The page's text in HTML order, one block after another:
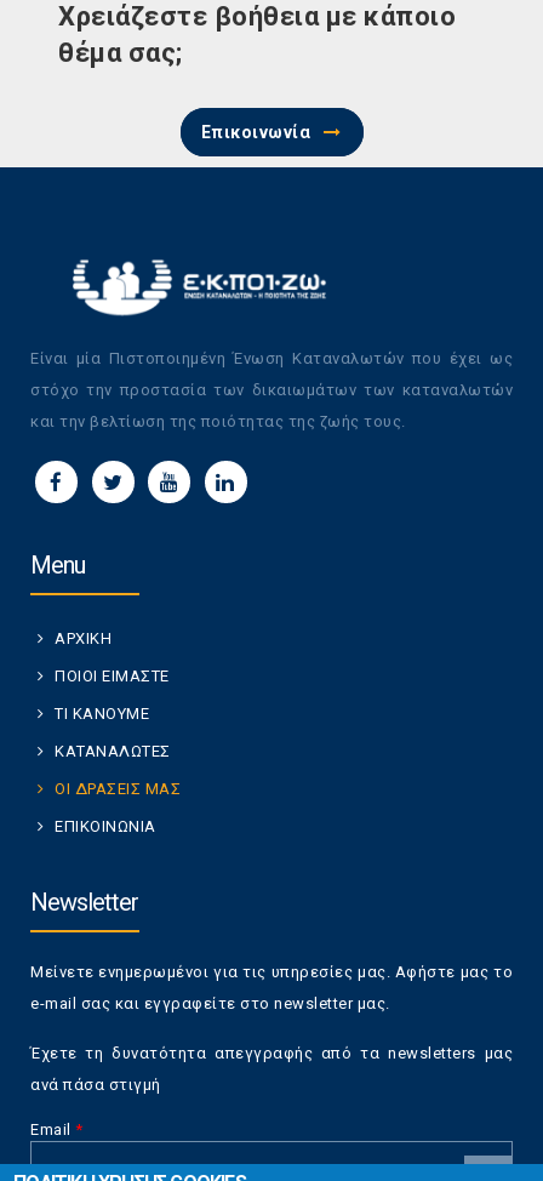
Χρειάζεστε βοήθεια με κάποιο
θέμα σας;
Επικοινωνία
Είναι μία Πιστοποιημένη Ένωση Καταναλωτών που έχει ως
στόχο την προστασία των δικαιωμάτων των καταναλωτών
και την βελτίωση της ποιότητας της ζωής τους.
Menu
ΑΡΧΙΚΗ
ΠΟΙΟΙ ΕΙΜΑΣΤΕ
ΤΙ ΚΑΝΟΥΜΕ
ΚΑΤΑΝΑΛΩΤΕΣ
ΟΙ ΔΡΑΣΕΙΣ ΜΑΣ
ΕΠΙΚΟΙΝΩΝΙΑ
Newsletter
Μείνετε ενημερωμένοι για τις υπηρεσίες μας. Αφήστε μας το
e-mail σας και εγγραφείτε στο newsletter μας.
Έχετε τη δυνατότητα απεγγραφής από τα newsletters μας
ανά πάσα στιγμή
Email *